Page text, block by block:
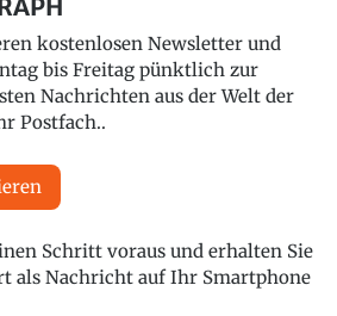
kostenlosen Newsletter und
bis Freitag pünktlich zur
Nachrichten aus der Welt der
Postfach..
Schritt voraus und erhalten Sie
als Nachricht auf Ihr Smartphone